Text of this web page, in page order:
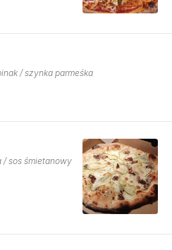
/ szynka parmeśka
/ sos śmietanowy